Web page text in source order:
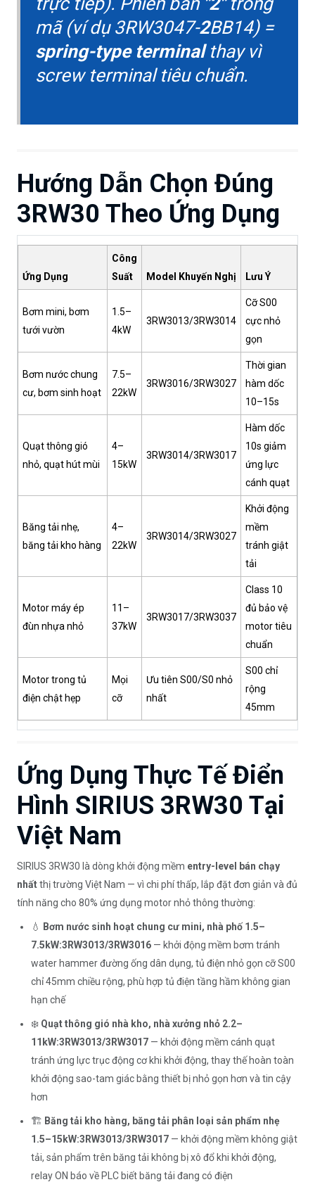
mã (ví dụ 3RW3047-2BB14) =
spring-type terminalthay vì
screw terminal tiêu chuẩn.
Hướng Dẫn Chọn Đúng
3RW30 Theo Ứng Dụng
Ứng Dụng
Công
Suất
Model Khuyến Nghị Lưu Ý
Bơm mini, bơm
tưới vườn
1.5–
4kW
3RW3013/3RW3014
Cỡ S00
cực nhỏ
gọn
Bơm nước chung
cư, bơm sinh hoạt
7.5–
22kW
3RW3016/3RW3027
Thời gian
hàm dốc
10–15s
Quạt thông gió
nhỏ, quạt hút mùi
4–
15kW
3RW3014/3RW3017
Hàm dốc
10s giảm
ứng lực
cánh quạt
Băng tải nhẹ,
băng tải kho hàng
4–
22kW
3RW3014/3RW3027
Khởi động
mềm
tránh giật
tải
Motor máy ép
đùn nhựa nhỏ
11–
37kW
3RW3017/3RW3037
Class 10
đủ bảo vệ
motor tiêu
chuẩn
Motor trong tủ
điện chật hẹp
Mọi
cỡ
Ưu tiên S00/S0 nhỏ
nhất
S00 chỉ
rộng
45mm
Ứng Dụng Thực Tế Điển
Hình SIRIUS 3RW30 Tại
Việt Nam
SIRIUS 3RW30 là dòng khởi động mềm entry-level bán chạy
nhấtthị trường Việt Nam — vì chi phí thấp, lắp đặt đơn giản và đủ
tính năng cho 80% ứng dụng motor nhỏ thông thường:
💧 Bơm nước sinh hoạt chung cư mini, nhà phố 1.5–
7.5kW:3RW3013/3RW3016 — khởi động mềm bơm tránh
water hammer đường ống dân dụng, tủ điện nhỏ gọn cỡ S00
chỉ 45mm chiều rộng, phù hợp tủ điện tầng hầm không gian
hạn chế
❄️ Quạt thông gió nhà kho, nhà xưởng nhỏ 2.2–
11kW:3RW3013/3RW3017 — khởi động mềm cánh quạt
tránh ứng lực trục động cơ khi khởi động, thay thế hoàn toàn
khởi động sao-tam giác bằng thiết bị nhỏ gọn hơn và tin cậy
hơn
🏗️ Băng tải kho hàng, băng tải phân loại sản phẩm nhẹ
1.5–15kW:3RW3013/3RW3017 — khởi động mềm không giật
tải, sản phẩm trên băng tải không bị xô đổ khi khởi động,
relay ON báo về PLC biết băng tải đang có điện